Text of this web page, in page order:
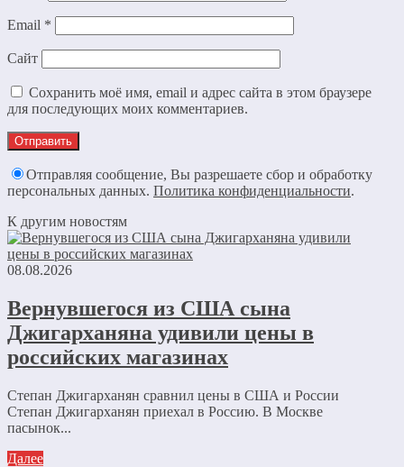
Email *
Сайт
Сохранить моё имя, email и адрес сайта в этом браузере
для последующих моих комментариев.
Отправляя сообщение, Вы разрешаете сбор и обработку
персональных данных. Политика конфиденциальности.
К другим новостям
08.08.2026
Вернувшегося из США сына
Джигарханяна удивили цены в
российских магазинах
Степан Джигарханян сравнил цены в США и России
Степан Джигарханян приехал в Россию. В Москве
пасынок...
Далее